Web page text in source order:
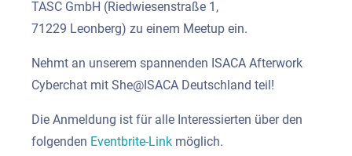
TASC GmbH (Riedwiesenstraße 1,
71229 Leonberg) zu einem Meetup ein.
Nehmt an unserem spannenden ISACA Afterwork
Cyberchat mit She@ISACA Deutschland teil!
Die Anmeldung ist für alle Interessierten über den
folgenden Eventbrite-Link möglich.